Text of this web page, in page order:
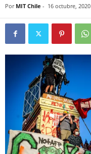
Por MIT Chile - 16 octubre, 2020